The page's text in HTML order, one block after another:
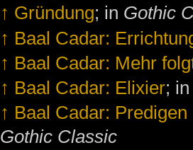
↑ Gründung; in Gothic
↑ Baal Cadar:
↑ Baal Cadar: Mehr
↑ Baal Cadar: Elixier;
↑ Baal Cadar:
Gothic Classic